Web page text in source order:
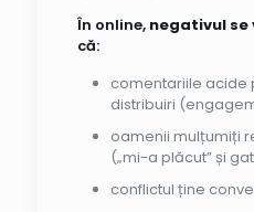
În online, negativul se
că:
comentariile acide
distribuiri
oamenii mulțumiți
(„mi-a plăcut” și
conflictul ține